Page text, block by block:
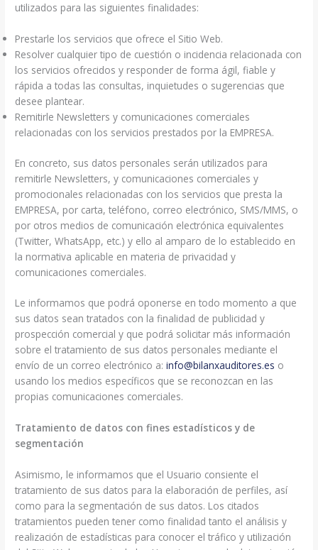
utilizados para las siguientes finalidades:
Prestarle los servicios que ofrece el Sitio Web.
Resolver cualquier tipo de cuestión o incidencia relacionada con
los servicios ofrecidos y responder de forma ágil, fiable y
rápida a todas las consultas, inquietudes o sugerencias que
desee plantear.
Remitirle Newsletters y comunicaciones comerciales
relacionadas con los servicios prestados por la EMPRESA.
En concreto, sus datos personales serán utilizados para
remitirle Newsletters, y comunicaciones comerciales y
promocionales relacionadas con los servicios que presta la
EMPRESA, por carta, teléfono, correo electrónico, SMS/MMS, o
por otros medios de comunicación electrónica equivalentes
(Twitter, WhatsApp, etc.) y ello al amparo de lo establecido en
la normativa aplicable en materia de privacidad y
comunicaciones comerciales.
Le informamos que podrá oponerse en todo momento a que
sus datos sean tratados con la finalidad de publicidad y
prospección comercial y que podrá solicitar más información
sobre el tratamiento de sus datos personales mediante el
envío de un correo electrónico a:info@bilanxauditores.es o
usando los medios específicos que se reconozcan en las
propias comunicaciones comerciales.
Tratamiento de datos con fines estadísticos y de
segmentación
Asimismo, le informamos que el Usuario consiente el
tratamiento de sus datos para la elaboración de perfiles, así
como para la segmentación de sus datos. Los citados
tratamientos pueden tener como finalidad tanto el análisis y
realización de estadísticas para conocer el tráfico y utilización